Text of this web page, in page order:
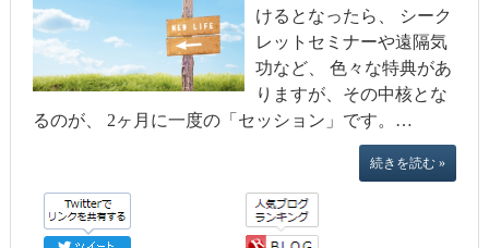
けるとなったら、 シーク
レットセミナーや遠隔気
功など、 色々な特典があ
りますが、その中核とな
るのが、 2ヶ月に一度の「セッション」です。…
続きを読む »